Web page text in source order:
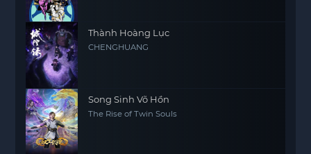
Thành Hoàng Lục
CHENGHUANG
Song Sinh Võ Hồn
The Rise of Twin Souls